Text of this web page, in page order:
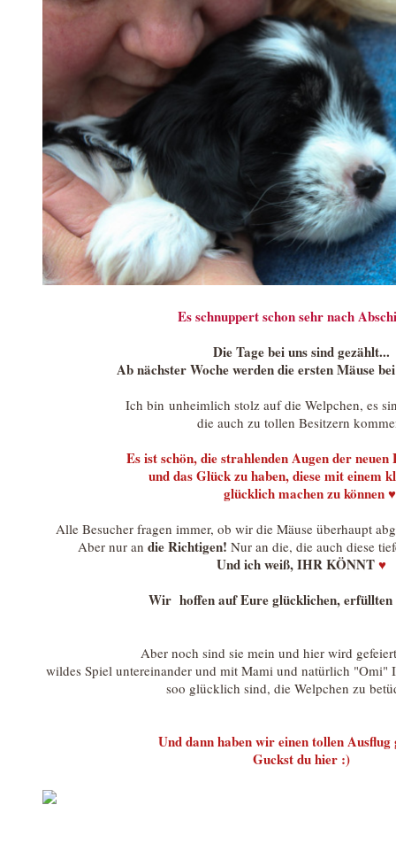
Es schnuppert schon sehr nach
Die Tage bei uns sind gezählt...
Ab nächster Woche werden die ersten Mäuse
Ich bin unheimlich stolz auf die Welpchen, es
die auch zu tollen Besitzern
Es ist schön, die strahlenden Augen der neuen
und das Glück zu haben, diese mit einem
glücklich machen zu können ♥
Alle Besucher fragen immer, ob wir die Mäuse überhaupt
Aber nur andie Richtigen! Nur an die, die auch diese
Und ich weiß, IHR KÖNNT♥
Wir hoffen auf Eure glücklichen, erfüllten
Aber noch sind sie mein und hier wird
wildes Spiel untereinander und mit Mami und natürlich
soo glücklich sind, die Welpchen zu
Und dann haben wir einen tollen Ausflug
Guckst du hier :)